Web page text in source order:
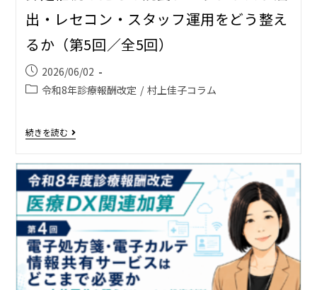
出・レセコン・スタッフ運用をどう整え
るか（第5回／全5回）
2026/06/02
令和8年診療報酬改定 / 村上佳子コラム
続きを読む